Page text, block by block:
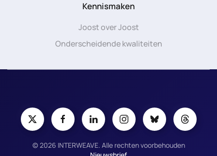
Kennismaken
Joost over Joost
Onderscheidende kwaliteiten
©2026 INTERWEAVE. Alle rechten voorbehouden